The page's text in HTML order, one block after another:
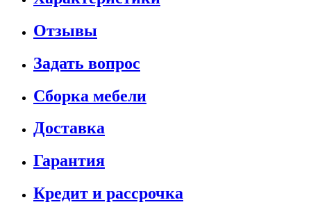
Отзывы
Задать вопрос
Сборка мебели
Доставка
Гарантия
Кредит и рассрочка